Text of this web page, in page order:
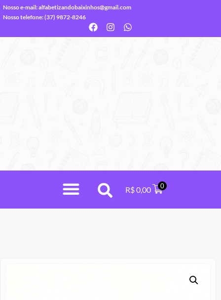
Nosso e-mail:alfabetizandobaixinhos@gmail.com
Nosso telefone: (37) 9872-8246
R$0,00 0